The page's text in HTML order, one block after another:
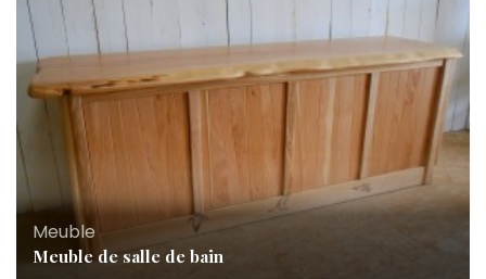
Meuble
Meuble de salle de bain